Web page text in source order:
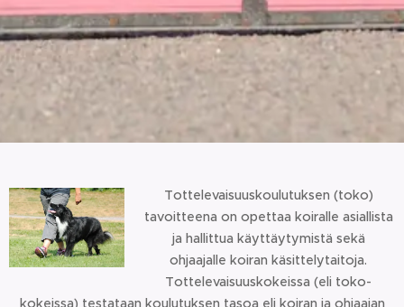
Tottelevaisuuskoulutuksen (toko)
tavoitteena on opettaa koiralle asiallista
ja hallittua käyttäytymistä sekä
ohjaajalle koiran käsittelytaitoja.
Tottelevaisuuskokeissa (eli toko-
kokeissa) testataan koulutuksen tasoa eli koiran ja ohjaajan